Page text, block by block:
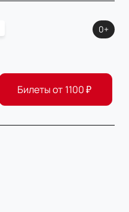
0+
Билеты от 1100₽